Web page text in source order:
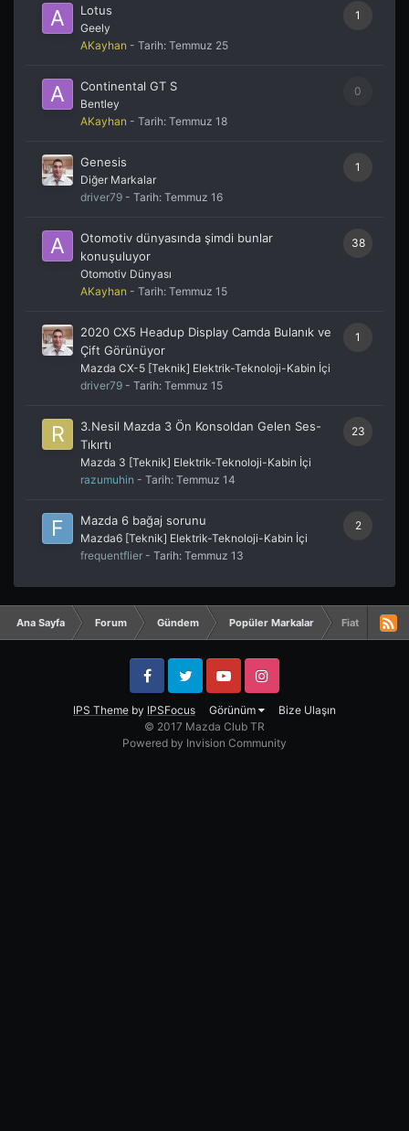
1
Lotus
Geely
AKayhan - Tarih: Temmuz 25
0
Continental GT S
Bentley
AKayhan - Tarih: Temmuz 18
1
Genesis
Diğer Markalar
driver79 - Tarih: Temmuz 16
38
Otomotiv dünyasında şimdi bunlar
konuşuluyor
Otomotiv Dünyası
AKayhan - Tarih: Temmuz 15
1
2020 CX5 Headup Display Camda Bulanık ve
Çift Görünüyor
Mazda CX-5 [Teknik] Elektrik-Teknoloji-Kabin İçi
driver79 - Tarih: Temmuz 15
23
3.Nesil Mazda 3 Ön Konsoldan Gelen Ses-
Tıkırtı
Mazda 3 [Teknik] Elektrik-Teknoloji-Kabin İçi
razumuhin - Tarih: Temmuz 14
2
Mazda 6 bağaj sorunu
Mazda6 [Teknik] Elektrik-Teknoloji-Kabin İçi
frequentflier - Tarih: Temmuz 13
Ana Sayfa Forum Gündem Popüler Markalar Fiat
IPS Theme by IPSFocus Görünüm Bize Ulaşın
FacebookTwitter YouTube Instagram
© 2017 Mazda Club TR
Powered by Invision Community